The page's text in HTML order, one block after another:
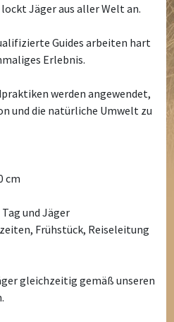
Jäger aus aller Welt an.
Guides arbeiten hart
Erlebnis.
werden angewendet,
und die natürliche Umwelt zu
cm
und Jäger
Frühstück, Reiseleitung
gleichzeitig gemäß unseren